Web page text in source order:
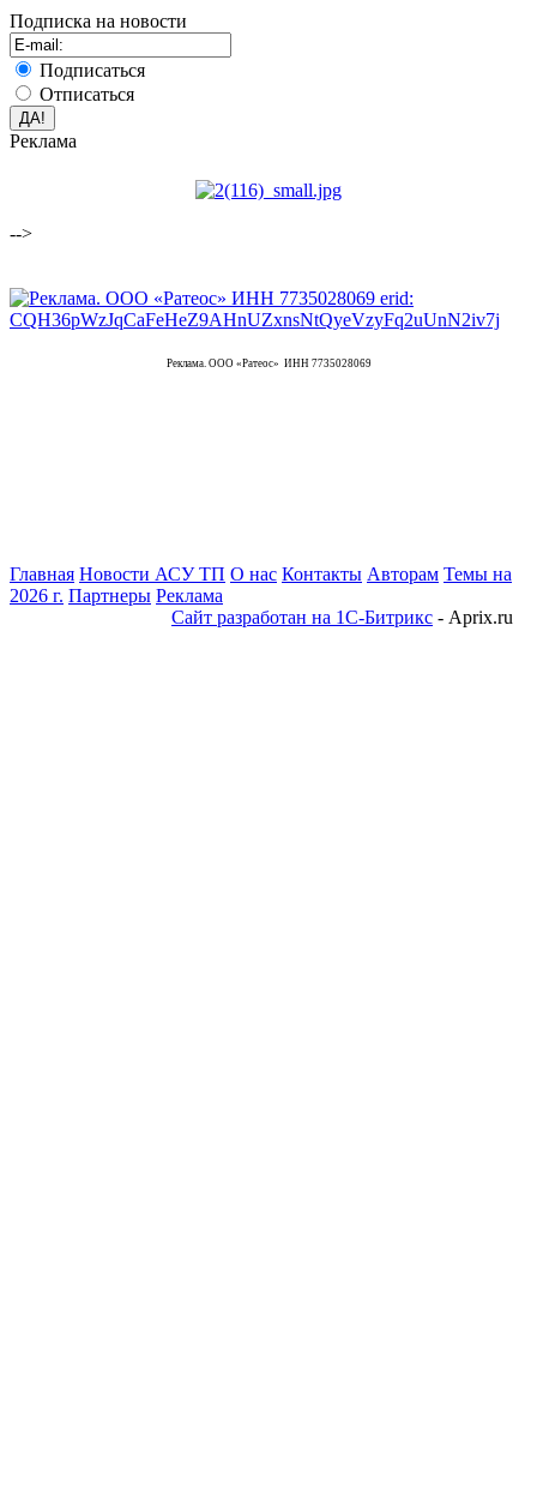
Подписка на новости
Подписаться
Отписаться
Реклама
-->
Реклама. ООО «Ратеос» ИНН 7735028069
Главная Новости АСУ ТП О нас Контакты Авторам Темы на
2026 г. Партнеры Реклама
Сайт разработан на 1С-Битрикс - Aprix.ru